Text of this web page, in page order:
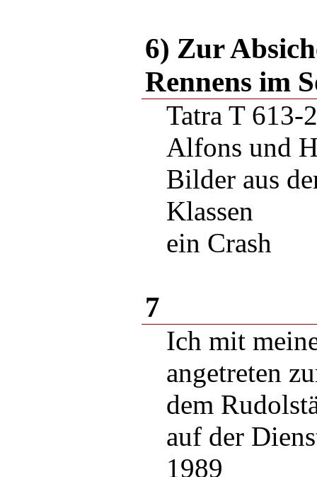
6) Zur
Rennens im
Tatra T 613-2
Alfons und
Bilder aus
Klassen
ein Crash
7
Ich mit
angetreten
dem
auf der
1989